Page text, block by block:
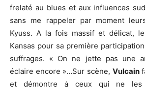
frelaté au blues et aux influences
sans me rappeler par moment
Kyuss. A la fois massif et délicat,
Kansas pour sa première
suffrages. « On ne jette pas une
éclaire encore »…Sur scène, Vulcain
et démontre à ceux qui ne les